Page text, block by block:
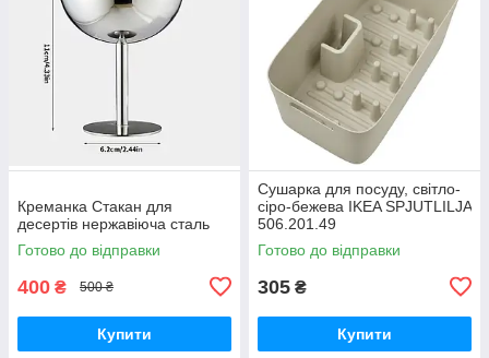
Креманка Стакан для
десертів нержавіюча сталь
Готово до відправки
400 ₴ 500 ₴
Купити
Сушарка для посуду, світло-
сіро-бежева IKEA SPJUTLILJA
506.201.49
Готово до відправки
305 ₴
Купити